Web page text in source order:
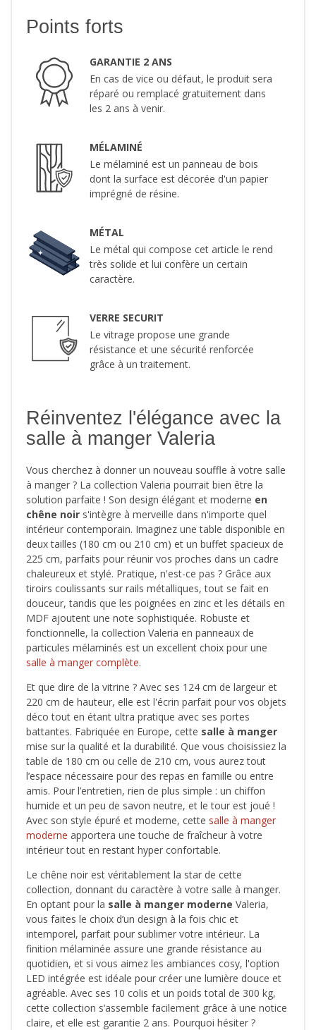
Points forts
GARANTIE 2 ANS
En cas de vice ou défaut, le produit sera
réparé ou remplacé gratuitement dans
les 2 ans à venir.
MÉLAMINÉ
Le mélaminé est un panneau de bois
dont la surface est décorée d'un papier
imprégné de résine.
MÉTAL
Le métal qui compose cet article le rend
très solide et lui confère un certain
caractère.
VERRE SECURIT
Le vitrage propose une grande
résistance et une sécurité renforcée
grâce à un traitement.
Réinventez l'élégance avec la
salle à manger Valeria
Vous cherchez à donner un nouveau souffle à votre salle
à manger ? La collection Valeria pourrait bien être la
solution parfaite ! Son design élégant et moderne en
chêne noir s'intègre à merveille dans n'importe quel
intérieur contemporain. Imaginez une table disponible en
deux tailles (180 cm ou 210 cm) et un buffet spacieux de
225 cm, parfaits pour réunir vos proches dans un cadre
chaleureux et stylé. Pratique, n'est-ce pas ? Grâce aux
tiroirs coulissants sur rails métalliques, tout se fait en
douceur, tandis que les poignées en zinc et les détails en
MDF ajoutent une note sophistiquée. Robuste et
fonctionnelle, la collection Valeria en panneaux de
particules mélaminés est un excellent choix pour une
salle à manger complète.
Et que dire de la vitrine ? Avec ses 124 cm de largeur et
220 cm de hauteur, elle est l'écrin parfait pour vos objets
déco tout en étant ultra pratique avec ses portes
battantes. Fabriquée en Europe, cette salle à manger
mise sur la qualité et la durabilité. Que vous choisissiez la
table de 180 cm ou celle de 210 cm, vous aurez tout
l’espace nécessaire pour des repas en famille ou entre
amis. Pour l’entretien, rien de plus simple : un chiffon
humide et un peu de savon neutre, et le tour est joué !
Avec son style épuré et moderne, cette salle à manger
moderne apportera une touche de fraîcheur à votre
intérieur tout en restant hyper confortable.
Le chêne noir est véritablement la star de cette
collection, donnant du caractère à votre salle à manger.
En optant pour la salle à manger moderne Valeria,
vous faites le choix d’un design à la fois chic et
intemporel, parfait pour sublimer votre intérieur. La
finition mélaminée assure une grande résistance au
quotidien, et si vous aimez les ambiances cosy, l'option
LED intégrée est idéale pour créer une lumière douce et
agréable. Avec ses 10 colis et un poids total de 300 kg,
cette collection s’assemble facilement grâce à une notice
claire, et elle est garantie 2 ans. Pourquoi hésiter ?